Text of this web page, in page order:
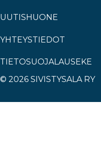
UUTISHUONE
YHTEYSTIEDOT
TIETOSUOJALAUSEKE
© 2026 SIVISTYSALA RY